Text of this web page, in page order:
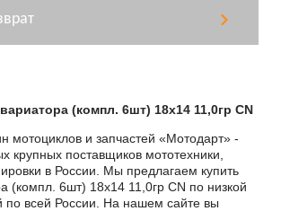
(компл. 6шт) 18x14 11,0гр CN
мотоциклов и запчастей «Мотодарт» -
крупных поставщиков мототехники,
в России. Мы предлагаем купить
(компл. 6шт) 18x14 11,0гр CN по низкой
по всей России. На нашем сайте вы